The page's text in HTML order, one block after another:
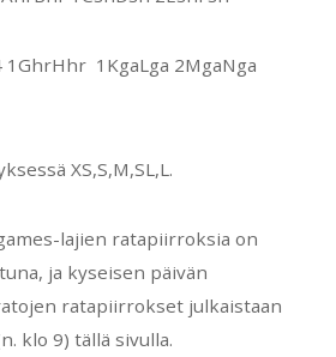
1GhrHhr 1KgaLga 2MgaNga
XS,S,M,SL,L.
lajien ratapiirroksia on
ja kyseisen päivän
ratapiirrokset julkaistaan
klo 9) tällä sivulla.